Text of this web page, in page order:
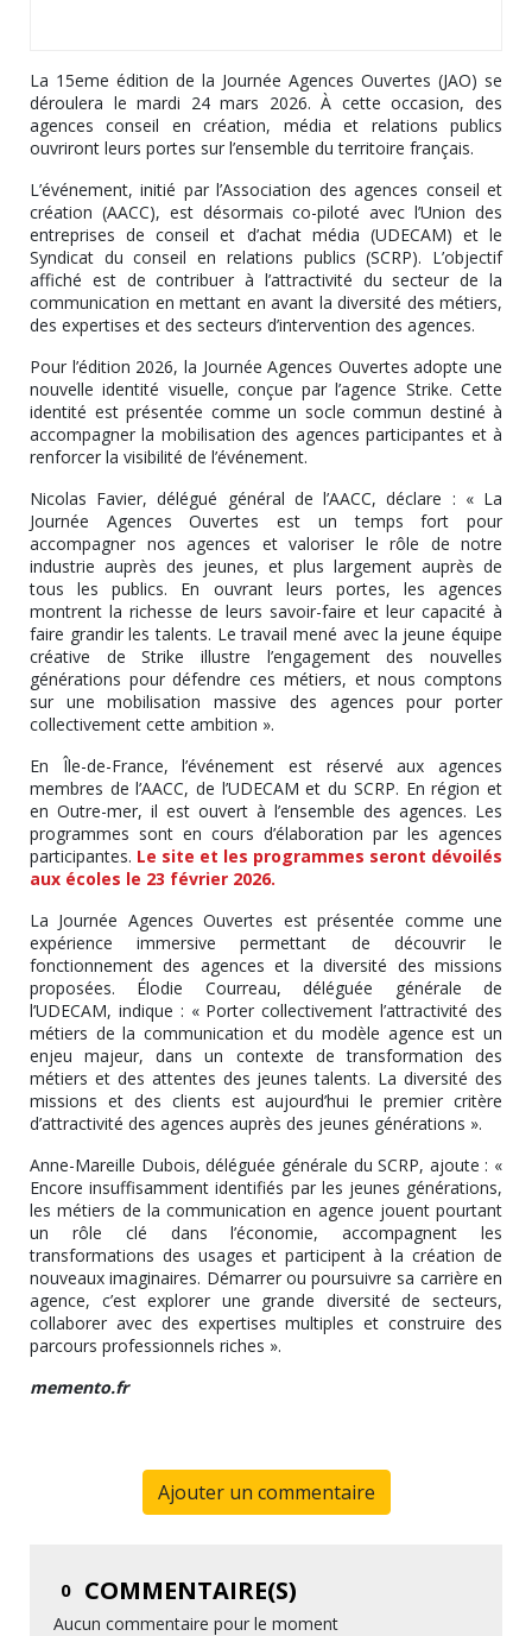
La 15eme édition de la Journée Agences Ouvertes (JAO) se
déroulera le mardi 24 mars 2026. À cette occasion, des
agences conseil en création, média et relations publics
ouvriront leurs portes sur l’ensemble du territoire français.
L’événement, initié par l’Association des agences conseil et
création (AACC), est désormais co-piloté avec l’Union des
entreprises de conseil et d’achat média (UDECAM) et le
Syndicat du conseil en relations publics (SCRP). L’objectif
affiché est de contribuer à l’attractivité du secteur de la
communication en mettant en avant la diversité des métiers,
des expertises et des secteurs d’intervention des agences.
Pour l’édition 2026, la Journée Agences Ouvertes adopte une
nouvelle identité visuelle, conçue par l’agence Strike. Cette
identité est présentée comme un socle commun destiné à
accompagner la mobilisation des agences participantes et à
renforcer la visibilité de l’événement.
Nicolas Favier, délégué général de l’AACC, déclare : « La
Journée Agences Ouvertes est un temps fort pour
accompagner nos agences et valoriser le rôle de notre
industrie auprès des jeunes, et plus largement auprès de
tous les publics. En ouvrant leurs portes, les agences
montrent la richesse de leurs savoir-faire et leur capacité à
faire grandir les talents. Le travail mené avec la jeune équipe
créative de Strike illustre l’engagement des nouvelles
générations pour défendre ces métiers, et nous comptons
sur une mobilisation massive des agences pour porter
collectivement cette ambition ».
En Île-de-France, l’événement est réservé aux agences
membres de l’AACC, de l’UDECAM et du SCRP. En région et
en Outre-mer, il est ouvert à l’ensemble des agences. Les
programmes sont en cours d’élaboration par les agences
participantes. Le site et les programmes seront dévoilés
aux écoles le 23 février 2026.
La Journée Agences Ouvertes est présentée comme une
expérience immersive permettant de découvrir le
fonctionnement des agences et la diversité des missions
proposées. Élodie Courreau, déléguée générale de
l’UDECAM, indique : « Porter collectivement l’attractivité des
métiers de la communication et du modèle agence est un
enjeu majeur, dans un contexte de transformation des
métiers et des attentes des jeunes talents. La diversité des
missions et des clients est aujourd’hui le premier critère
d’attractivité des agences auprès des jeunes générations ».
Anne-Mareille Dubois, déléguée générale du SCRP, ajoute : «
Encore insuffisamment identifiés par les jeunes générations,
les métiers de la communication en agence jouent pourtant
un rôle clé dans l’économie, accompagnent les
transformations des usages et participent à la création de
nouveaux imaginaires. Démarrer ou poursuivre sa carrière en
agence, c’est explorer une grande diversité de secteurs,
collaborer avec des expertises multiples et construire des
parcours professionnels riches ».
memento.fr
Ajouter un commentaire
0 COMMENTAIRE(S)
Aucun commentaire pour le moment